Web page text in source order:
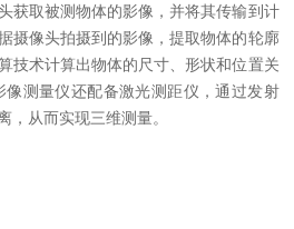
获取被测物体的影像，并将其传输到计
摄像头拍摄到的影像，提取物体的轮廓
技术计算出物体的尺寸、形状和位置关
测量仪还配备激光测距仪，通过发射
，从而实现三维测量。